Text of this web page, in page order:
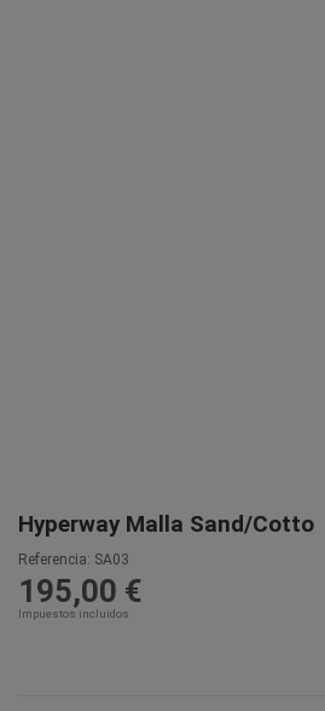
Hyperway Malla Sand/Cotto
Referencia: SA03
195,00 €
Impuestos incluidos